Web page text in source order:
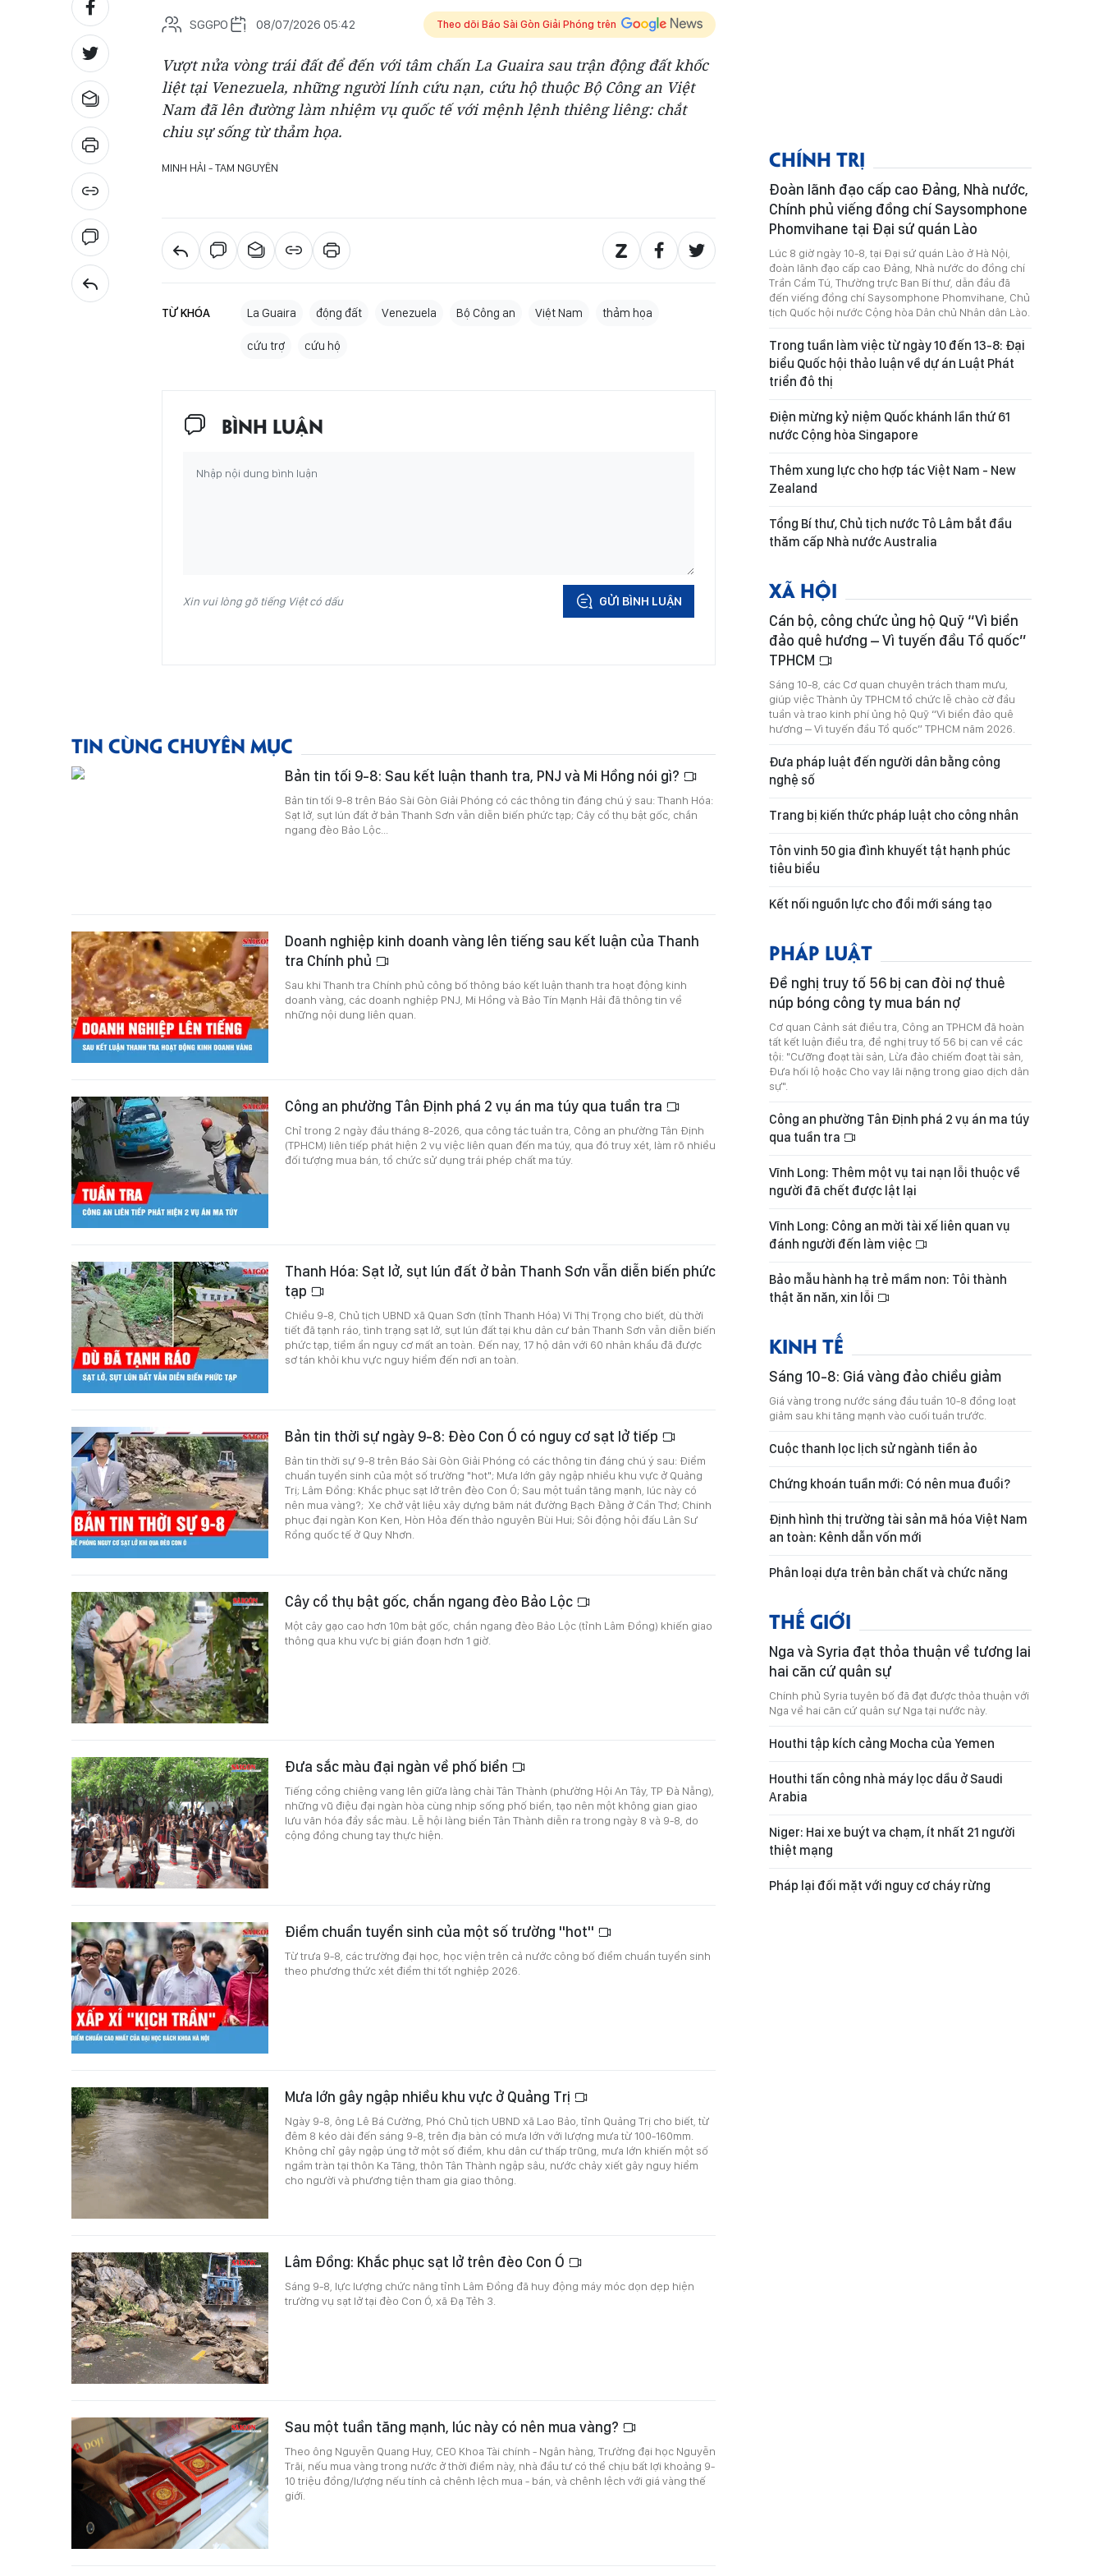
SGGPO 08/07/2026 05:42 Theo dõi Báo Sài Gòn Giải Phóng trên
Vượt nửa vòng trái đất để đến với tâm chấn La Guaira sau trận động đất khốc
liệt tại Venezuela, những người lính cứu nạn, cứu hộ thuộc Bộ Công an Việt
Nam đã lên đường làm nhiệm vụ quốc tế với mệnh lệnh thiêng liêng: chắt
chiu sự sống từ thảm họa.
MINH HẢI - TAM NGUYÊN
TỪ KHÓA La Guaira động đất Venezuela Bộ Công an Việt Nam thảm họa
cứu trợ cứu hộ
BÌNH LUẬN
Xin vui lòng gõ tiếng Việt có dấu GỬI BÌNH LUẬN
TIN CÙNG CHUYÊN MỤC
Bản tin tối 9-8: Sau kết luận thanh tra, PNJ và Mi Hồng nói gì?
Bản tin tối 9-8 trên Báo Sài Gòn Giải Phóng có các thông tin đáng chú ý sau: Thanh Hóa:
Sạt lở, sụt lún đất ở bản Thanh Sơn vẫn diễn biến phức tạp; Cây cổ thụ bật gốc, chắn
ngang đèo Bảo Lộc...
Doanh nghiệp kinh doanh vàng lên tiếng sau kết luận của Thanh
tra Chính phủ
Sau khi Thanh tra Chính phủ công bố thông báo kết luận thanh tra hoạt động kinh
doanh vàng, các doanh nghiệp PNJ, Mi Hồng và Bảo Tín Mạnh Hải đã thông tin về
những nội dung liên quan.
Công an phường Tân Định phá 2 vụ án ma túy qua tuần tra
Chỉ trong 2 ngày đầu tháng 8-2026, qua công tác tuần tra, Công an phường Tân Định
(TPHCM) liên tiếp phát hiện 2 vụ việc liên quan đến ma túy, qua đó truy xét, làm rõ nhiều
đối tượng mua bán, tổ chức sử dụng trái phép chất ma túy.
Thanh Hóa: Sạt lở, sụt lún đất ở bản Thanh Sơn vẫn diễn biến phức
tạp
Chiều 9-8, Chủ tịch UBND xã Quan Sơn (tỉnh Thanh Hóa) Vi Thị Trọng cho biết, dù thời
tiết đã tạnh ráo, tình trạng sạt lở, sụt lún đất tại khu dân cư bản Thanh Sơn vẫn diễn biến
phức tạp, tiềm ẩn nguy cơ mất an toàn. Đến nay, 17 hộ dân với 60 nhân khẩu đã được
sơ tán khỏi khu vực nguy hiểm đến nơi an toàn.
Bản tin thời sự ngày 9-8: Đèo Con Ó có nguy cơ sạt lở tiếp
Bản tin thời sự 9-8 trên Báo Sài Gòn Giải Phóng có các thông tin đáng chú ý sau: Điểm
chuẩn tuyển sinh của một số trường "hot"; Mưa lớn gây ngập nhiều khu vực ở Quảng
Trị; Lâm Đồng: Khắc phục sạt lở trên đèo Con Ó; Sau một tuần tăng mạnh, lúc này có
nên mua vàng?; Xe chở vật liệu xây dựng băm nát đường Bạch Đằng ở Cần Thơ; Chinh
phục đại ngàn Kon Ken, Hòn Hỏa đến thảo nguyên Bùi Hui; Sôi động hội đấu Lân Sư
Rồng quốc tế ở Quy Nhơn.
Cây cổ thụ bật gốc, chắn ngang đèo Bảo Lộc
Một cây gạo cao hơn 10m bật gốc, chắn ngang đèo Bảo Lộc (tỉnh Lâm Đồng) khiến giao
thông qua khu vực bị gián đoạn hơn 1 giờ.
Đưa sắc màu đại ngàn về phố biển
Tiếng cồng chiêng vang lên giữa làng chài Tân Thành (phường Hội An Tây, TP Đà Nẵng),
những vũ điệu đại ngàn hòa cùng nhịp sống phố biển, tạo nên một không gian giao
lưu văn hóa đầy sắc màu. Lễ hội làng biển Tân Thành diễn ra trong ngày 8 và 9-8, do
cộng đồng chung tay thực hiện.
Điểm chuẩn tuyển sinh của một số trường "hot"
Từ trưa 9-8, các trường đại học, học viện trên cả nước công bố điểm chuẩn tuyển sinh
theo phương thức xét điểm thi tốt nghiệp 2026.
Mưa lớn gây ngập nhiều khu vực ở Quảng Trị
Ngày 9-8, ông Lê Bá Cường, Phó Chủ tịch UBND xã Lao Bảo, tỉnh Quảng Trị cho biết, từ
đêm 8 kéo dài đến sáng 9-8, trên địa bàn có mưa lớn với lượng mưa từ 100-160mm.
Không chỉ gây ngập úng tở một số điểm, khu dân cư thấp trũng, mưa lớn khiến một số
ngầm tràn tại thôn Ka Tăng, thôn Tân Thành ngập sâu, nước chảy xiết gây nguy hiểm
cho người và phương tiện tham gia giao thông.
Lâm Đồng: Khắc phục sạt lở trên đèo Con Ó
Sáng 9-8, lực lượng chức năng tỉnh Lâm Đồng đã huy động máy móc dọn dẹp hiện
trường vụ sạt lở tại đèo Con Ó, xã Đạ Tẻh 3.
Sau một tuần tăng mạnh, lúc này có nên mua vàng?
Theo ông Nguyễn Quang Huy, CEO Khoa Tài chính - Ngân hàng, Trường đại học Nguyễn
Trãi, nếu mua vàng trong nước ở thời điểm này, nhà đầu tư có thể chịu bất lợi khoảng 9-
10 triệu đồng/lượng nếu tính cả chênh lệch mua - bán, và chênh lệch với giá vàng thế
giới.
CHÍNH TRỊ
Đoàn lãnh đạo cấp cao Đảng, Nhà nước,
Chính phủ viếng đồng chí Saysomphone
Phomvihane tại Đại sứ quán Lào
Lúc 8 giờ ngày 10-8, tại Đại sứ quán Lào ở Hà Nội,
đoàn lãnh đạo cấp cao Đảng, Nhà nước do đồng chí
Trần Cẩm Tú, Thường trực Ban Bí thư, dẫn đầu đã
đến viếng đồng chí Saysomphone Phomvihane, Chủ
tịch Quốc hội nước Cộng hòa Dân chủ Nhân dân Lào.
Trong tuần làm việc từ ngày 10 đến 13-8: Đại
biểu Quốc hội thảo luận về dự án Luật Phát
triển đô thị
Điện mừng kỷ niệm Quốc khánh lần thứ 61
nước Cộng hòa Singapore
Thêm xung lực cho hợp tác Việt Nam - New
Zealand
Tổng Bí thư, Chủ tịch nước Tô Lâm bắt đầu
thăm cấp Nhà nước Australia
XÃ HỘI
Cán bộ, công chức ủng hộ Quỹ “Vì biển
đảo quê hương – Vì tuyến đầu Tổ quốc”
TPHCM
Sáng 10-8, các Cơ quan chuyên trách tham mưu,
giúp việc Thành ủy TPHCM tổ chức lễ chào cờ đầu
tuần và trao kinh phí ủng hộ Quỹ “Vì biển đảo quê
hương – Vì tuyến đầu Tổ quốc” TPHCM năm 2026.
Đưa pháp luật đến người dân bằng công
nghệ số
Trang bị kiến thức pháp luật cho công nhân
Tôn vinh 50 gia đình khuyết tật hạnh phúc
tiêu biểu
Kết nối nguồn lực cho đổi mới sáng tạo
PHÁP LUẬT
Đề nghị truy tố 56 bị can đòi nợ thuê
núp bóng công ty mua bán nợ
Cơ quan Cảnh sát điều tra, Công an TPHCM đã hoàn
tất kết luận điều tra, đề nghị truy tố 56 bị can về các
tội: "Cưỡng đoạt tài sản, Lừa đảo chiếm đoạt tài sản,
Đưa hối lộ hoặc Cho vay lãi nặng trong giao dịch dân
sự".
Công an phường Tân Định phá 2 vụ án ma túy
qua tuần tra
Vĩnh Long: Thêm một vụ tai nạn lỗi thuộc về
người đã chết được lật lại
Vĩnh Long: Công an mời tài xế liên quan vụ
đánh người đến làm việc
Bảo mẫu hành hạ trẻ mầm non: Tôi thành
thật ăn năn, xin lỗi
KINH TẾ
Sáng 10-8: Giá vàng đảo chiều giảm
Giá vàng trong nước sáng đầu tuần 10-8 đồng loạt
giảm sau khi tăng mạnh vào cuối tuần trước.
Cuộc thanh lọc lịch sử ngành tiền ảo
Chứng khoán tuần mới: Có nên mua đuổi?
Định hình thị trường tài sản mã hóa Việt Nam
an toàn: Kênh dẫn vốn mới
Phân loại dựa trên bản chất và chức năng
THẾ GIỚI
Nga và Syria đạt thỏa thuận về tương lai
hai căn cứ quân sự
Chính phủ Syria tuyên bố đã đạt được thỏa thuận với
Nga về hai căn cứ quân sự Nga tại nước này.
Houthi tập kích cảng Mocha của Yemen
Houthi tấn công nhà máy lọc dầu ở Saudi
Arabia
Niger: Hai xe buýt va chạm, ít nhất 21 người
thiệt mạng
Pháp lại đối mặt với nguy cơ cháy rừng